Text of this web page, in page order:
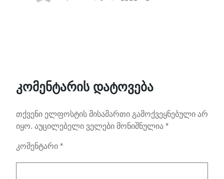
კომენტარის დატოვება
თქვენი ელფოსტის მისამართი გამოქვეყნებული არ
იყო. აუცილებელი ველები მონიშნულია *
კომენტარი *